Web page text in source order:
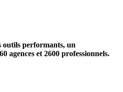
outils performants, un
agences et 2600 professionnels.